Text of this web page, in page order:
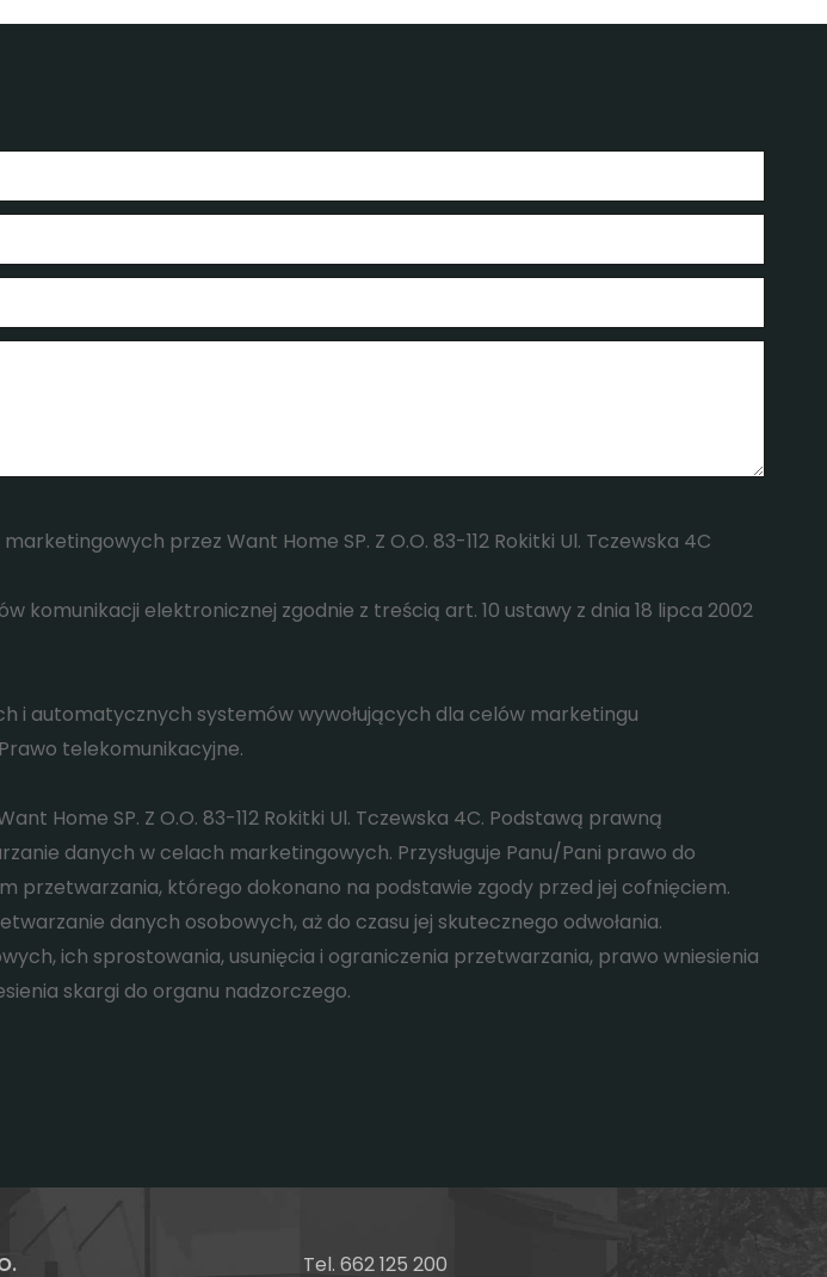
przez Want Home SP. Z O.O. 83-112 Rokitki Ul. Tczewska 4C
komunikacji elektronicznej zgodnie z treścią art. 10 ustawy z dnia 18 lipca 2002
i automatycznych systemów wywołujących dla celów marketingu
telekomunikacyjne.
Home SP. Z O.O. 83-112 Rokitki Ul. Tczewska 4C. Podstawą prawną
danych w celach marketingowych. Przysługuje Panu/Pani prawo do
przetwarzania, którego dokonano na podstawie zgody przed jej cofnięciem.
danych osobowych, aż do czasu jej skutecznego odwołania.
ich sprostowania, usunięcia i ograniczenia przetwarzania, prawo wniesienia
skargi do organu nadzorczego.
Tel. 662 125 200